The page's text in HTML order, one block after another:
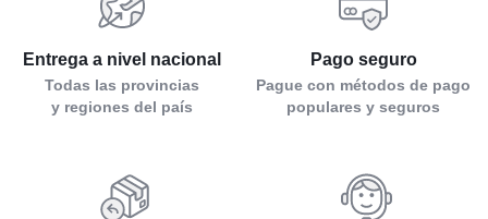
Entrega a nivel nacional
Todas las provincias
y regiones del país
Pago seguro
Pague con métodos de pago
populares y seguros